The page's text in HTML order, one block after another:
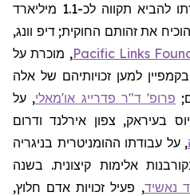
פרויקט זהות דיגיטלית שמטרתו להביא תקווה לכ-1.1 מיליארד
את זהותם החוקית; דיפ וונג,
Pacific Links, מוכרת על
למען זכויותיהם של אלה
פרופ' ד"ר פדרייג או'מאלי, על
בעיראק, צפון אירלנד ודרום
, על עבודתו ההומניטרית בניגריה
אלימות קיצונית. בשנה
נאשיד, פעיל זכויות אדם חלוץ,